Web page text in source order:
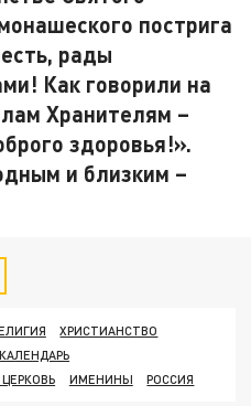
пострига
рады
Как говорили на
Хранителям –
здоровья!».
и близким –
ХРИСТИАНСТВО
ИМЕНИНЫ РОССИЯ